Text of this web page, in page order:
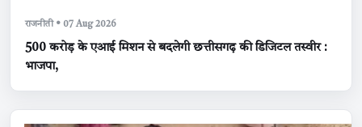
राजनीती • 07 Aug 2026
500 करोड़ के एआई मिशन से बदलेगी छत्तीसगढ़ की डिजिटल तस्वीर :
भाजपा,